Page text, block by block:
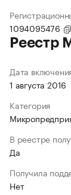
1094095476
Реестр
Дата
1 августа 2016
Категория
В реестре
Да
Получила
Нет